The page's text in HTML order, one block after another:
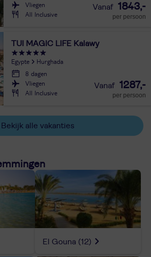
Vliegen
All Inclusive
1843,-
per persoon
TUI MAGIC LIFE Kalawy
Egypte
Hurghada
8 dagen
Vliegen
All Inclusive
1287,-
per persoon
Bekijk alle vakanties
El Gouna (12)